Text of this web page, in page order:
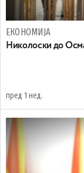
ЕКОНОМИЈА
Николоски до
пред 1 нед.